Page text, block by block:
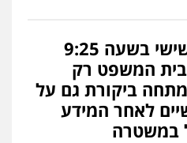
עורכי דין
החשוד נעצר ביום שישי בשעה 9:25
המשפט רק
ביקורת גם על
לאחר המידע
במשטרה